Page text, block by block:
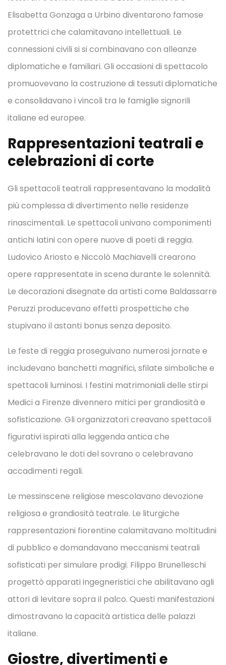
Elisabetta Gonzaga a Urbino diventarono famose
protettrici che calamitavano intellettuali. Le
connessioni civili si si combinavano con alleanze
diplomatiche e familiari. Gli occasioni di spettacolo
promuovevano la costruzione di tessuti diplomatiche
e consolidavano i vincoli tra le famiglie signorili
italiane ed europee.
Rappresentazioni teatrali e
celebrazioni di corte
Gli spettacoli teatrali rappresentavano la modalità
più complessa di divertimento nelle residenze
rinascimentali. Le spettacoli univano componimenti
antichi latini con opere nuove di poeti di reggia.
Ludovico Ariosto e Niccolò Machiavelli crearono
opere rappresentate in scena durante le solennità.
Le decorazioni disegnate da artisti come Baldassarre
Peruzzi producevano effetti prospettiche che
stupivano il astanti bonus senza deposito.
Le feste di reggia proseguivano numerosi jornate e
includevano banchetti magnifici, sfilate simboliche e
spettacoli luminosi. I festini matrimoniali delle stirpi
Medici a Firenze divennero mitici per grandiosità e
sofisticazione. Gli organizzatori creavano spettacoli
figurativi ispirati alla leggenda antica che
celebravano le doti del sovrano o celebravano
accadimenti regali.
Le messinscene religiose mescolavano devozione
religiosa e grandiosità teatrale. Le liturgiche
rappresentazioni fiorentine calamitavano moltitudini
di pubblico e domandavano meccanismi teatrali
sofisticati per simulare prodigi. Filippo Brunelleschi
progettò apparati ingegneristici che abilitavano agli
attori di levitare sopra il palco. Questi manifestazioni
dimostravano la capacità artistica delle palazzi
italiane.
Giostre, divertimenti e